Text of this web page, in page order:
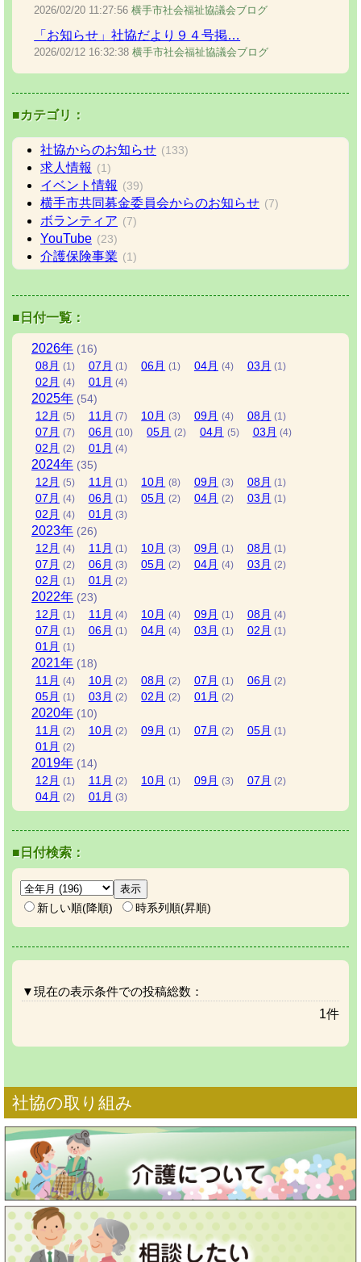
2026/02/20 11:27:56 横手市社会福祉協議会ブログ
「お知らせ」社協だより９４号掲…
2026/02/12 16:32:38 横手市社会福祉協議会ブログ
■カテゴリ：
社協からのお知らせ (133)
求人情報 (1)
イベント情報 (39)
横手市共同募金委員会からのお知らせ (7)
ボランティア (7)
YouTube (23)
介護保険事業 (1)
■日付一覧：
2026年 (16)
08月 (1) 07 月 (1) 06月 (1) 04月 (4) 03 月 (1)
02 月 (4) 01 月 (4)
2025年 (54)
12 月 (5) 11 月 (7) 10月 (3) 09月 (4) 08月 (1)
07 月 (7) 06月 (10) 05月 (2) 04月 (5) 03 月 (4)
02 月 (2) 01 月 (4)
2024年 (35)
12 月 (5) 11 月 (1) 10月 (8) 09月 (3) 08月 (1)
07 月 (4) 06月 (1) 05月 (2) 04月 (2) 03 月 (1)
02 月 (4) 01 月 (3)
2023年 (26)
12 月 (4) 11 月 (1) 10月 (3) 09月 (1) 08月 (1)
07 月 (2) 06月 (3) 05月 (2) 04月 (4) 03 月 (2)
02 月 (1) 01 月 (2)
2022年 (23)
12 月 (1) 11 月 (4) 10月 (4) 09月 (1) 08月 (4)
07 月 (1) 06月 (1) 04月 (4) 03 月 (1) 02 月 (1)
01 月 (1)
2021年 (18)
11 月 (4) 10月 (2) 08月 (2) 07 月 (1) 06月 (2)
05月 (1) 03 月 (2) 02 月 (2) 01 月 (2)
2020年 (10)
11 月 (2) 10月 (2) 09月 (1) 07 月 (2) 05月 (1)
01 月 (2)
2019年 (14)
12 月 (1) 11 月 (2) 10月 (1) 09月 (3) 07 月 (2)
04月 (2) 01 月 (3)
■日付検索：
新しい順(降順) 時系列順(昇順)
▼現在の表示条件での投稿総数：
1件
社協の取り組み